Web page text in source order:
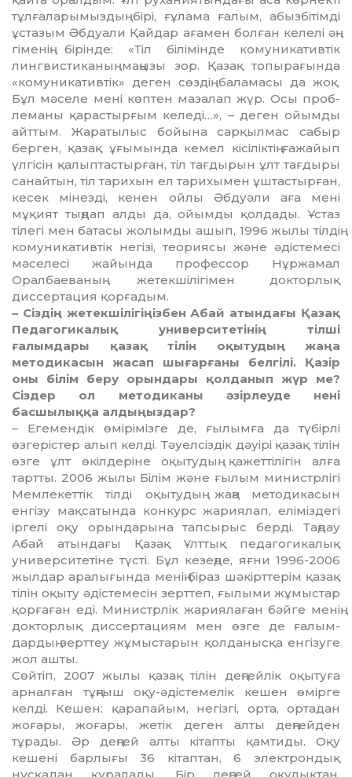
тұл­ғаларымыздың бірі, ғұлама ға­лым, абызбітімді
ұстазым Әбдуали Қайдар ағамен болған келелі әң­
гіменің бірінде: «Тіл білімінде комуникативтік
лингвистиканың маңы­зы зор. Қазақ топырағында
«кому­никативтік» деген сөздің баламасы да жоқ.
Бұл мәселе мені көп­тен мазалап жүр. Осы проб­
леманы қарастырғым келеді…», – деген ойымды
айттым. Жаратылыс бойына сарқылмас сабыр
берген, қазақ ұғымында кемел кісіліктің ғажайып
үлгісін қалыптастырған, тіл тағдырын ұлт тағдыры
санайтын, тіл тарихын ел тарихымен ұштас­тырған,
кесек мінезді, кенен ойлы Әбдуәли аға мені
мұқият тыңдап алды да, ойымды қолдады. Ұстаз
тілегі мен батасы жолымды ашып, 1996 жылы тілдің
комуникативтік негізі, теориясы және әдістемесі
мәселесі жайында профессор Нұр­жамал
Оралбаеваның жетек­ші­лігімен докторлық
диссертация қор­ғадым.
– Сіздің жетекшілігіңізбен Абай атындағы Қазақ
Педагогикалық уни­верситетінің тілші
ғалымдары қазақ тілін оқытудың жаңа
методикасын жасап шығарғаны белгілі. Қазір
оны білім беру орындары қолданып жүр ме?
Сіздер ол методиканы әзірлеуде нені
басшылыққа алдыңыздар?
– Егемендік өмірімізге де, ғы­лымға да түбірлі
өзгерістер алып кел­ді. Тәуелсіздік дәуірі қазақ тілін
өзге ұлт өкілдеріне оқытудың қа­жет­тілігін алға
тартты. 2006 жылы Білім және ғылым министрлігі
Мем­лекеттік тілді оқытудың жаңа ме­тодикасын
енгізу мақсатында конкурс жариялап, еліміздегі
іргелі оқу орындарына тапсырыс берді. Таңдау
Абай атындағы Қазақ Ұлт­тық педагогикалық
универси­те­тіне түсті. Бұл кезеңде, яғни 1996-2006
жылдар аралығында менің біраз шәкірттерім қазақ
тілін оқыту әдістемесін зерттеп, ғылыми жұ­мыс­тар
қорғаған еді. Министрлік жариялаған бәйге менің
докторлық диссертациям мен өзге де ғалым­
дардың зерттеу жұмыстарын қолда­нысқа енгізуге
жол ашты.
Сөйтіп, 2007 жылы қазақ тілін деңгейлік оқытуға
арналған тұңғыш оқу-әдістемелік кешен өмірге
келді. Кешен: қарапайым, негізгі, орта, ортадан
жоғары, жоғары, же­тік деген алты деңгейден
тұрады. Әр деңгей алты кітапты қамтиды. Оқу
кешені барлығы 36 кітаптан, 6 электрондық